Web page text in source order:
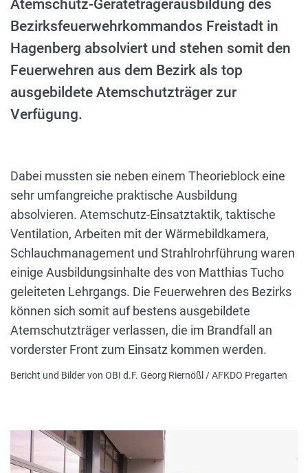
Atemschutz-Geräteträgerausbildung des
Bezirksfeuerwehrkommandos Freistadt in
Hagenberg absolviert und stehen somit den
Feuerwehren aus dem Bezirk als top
ausgebildete Atemschutzträger zur
Verfügung.
Dabei mussten sie neben einem Theorieblock eine
sehr umfangreiche praktische Ausbildung
absolvieren. Atemschutz-Einsatztaktik, taktische
Ventilation, Arbeiten mit der Wärmebildkamera,
Schlauchmanagement und Strahlrohrführung waren
einige Ausbildungsinhalte des von Matthias Tucho
geleiteten Lehrgangs. Die Feuerwehren des Bezirks
können sich somit auf bestens ausgebildete
Atemschutzträger verlassen, die im Brandfall an
vorderster Front zum Einsatz kommen werden.
Bericht und Bilder von OBI d.F. Georg Riernößl / AFKDO Pregarten